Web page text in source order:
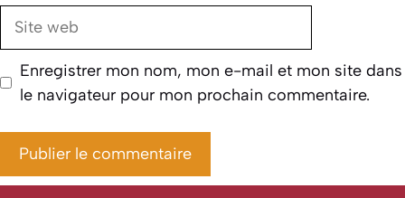
Site
Enregistrer mon nom, mon e-mail et mon site dans
le navigateur pour mon prochain commentaire.